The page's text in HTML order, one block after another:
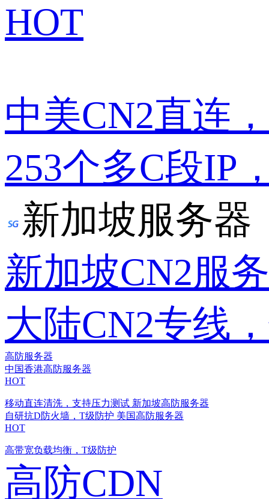
HOT
中美CN2直连
253个多C段IP
新加坡服务器
新加坡CN2服
大陆CN2专线
高防服务器
中国香港高防服务器
HOT
移动直连清洗，支持压力测试 新加坡高防服务器
自研抗D防火墙，T级防护 美国高防服务器
HOT
高带宽负载均衡，T级防护
高防CDN